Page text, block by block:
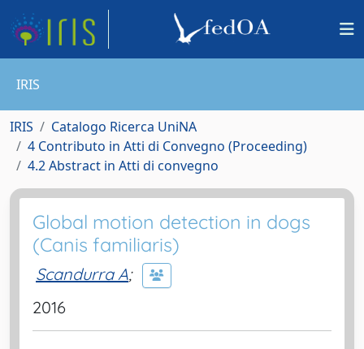
IRIS
IRIS
Catalogo Ricerca UniNA
4 Contributo in Atti di Convegno (Proceeding)
4.2 Abstract in Atti di convegno
Global motion detection in dogs
(Canis familiaris)
Scandurra A;
2016